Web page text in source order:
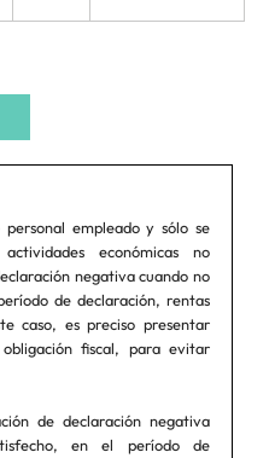
empleado y sólo se
económicas no
negativa cuando no
de declaración, rentas
caso, es preciso presentar
fiscal, para evitar
de declaración negativa
en el período de